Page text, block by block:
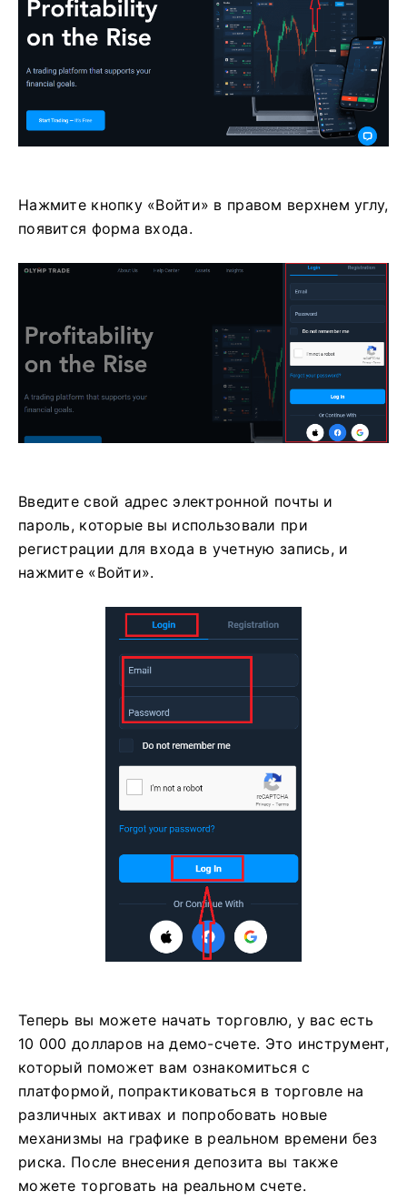
Нажмите кнопку «Войти» в правом верхнем углу,
появится форма входа.
Введите свой адрес электронной почты и
пароль, которые вы использовали при
регистрации для входа в учетную запись, и
нажмите «Войти».
Теперь вы можете начать торговлю, у вас есть
10 000 долларов на демо-счете. Это инструмент,
который поможет вам ознакомиться с
платформой, попрактиковаться в торговле на
различных активах и попробовать новые
механизмы на графике в реальном времени без
риска. После внесения депозита вы также
можете торговать на реальном счете.